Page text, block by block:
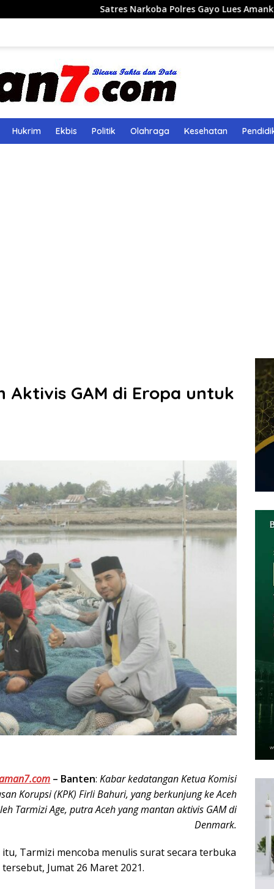
Satres Narkoba Polres Gayo Lues Amankan Pemuda Bawa
Hukrim Ekbis Politik Olahraga Kesehatan
GAM di Eropa untuk
– Banten:Kabar kedatangan Ketua Komisi
Korupsi (KPK) Firli Bahuri, yang berkunjung ke Aceh
Tarmizi Age, putra Aceh yang mantan aktivis GAM di
Denmark.
Tarmizi mencoba menulis surat secara terbuka
Jumat 26 Maret 2021.